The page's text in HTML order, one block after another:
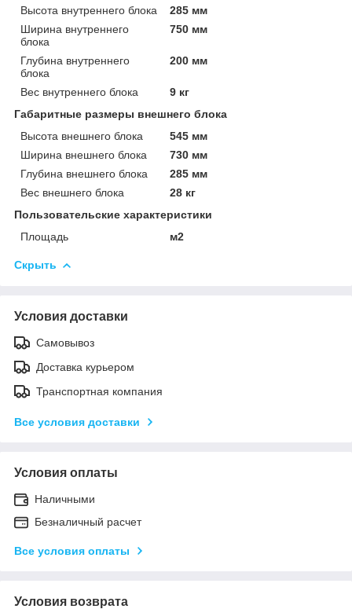
Высота внутреннего блока
285 мм
Ширина внутреннего
блока
750 мм
Глубина внутреннего
блока
200 мм
Вес внутреннего блока
9 кг
Габаритные размеры внешнего блока
Высота внешнего блока
545 мм
Ширина внешнего блока
730 мм
Глубина внешнего блока
285 мм
Вес внешнего блока
28 кг
Пользовательские характеристики
Площадь
м2
Скрыть
Условия доставки
Самовывоз
Доставка курьером
Транспортная компания
Все условия доставки
Условия оплаты
Наличными
Безналичный расчет
Все условия оплаты
Условия возврата